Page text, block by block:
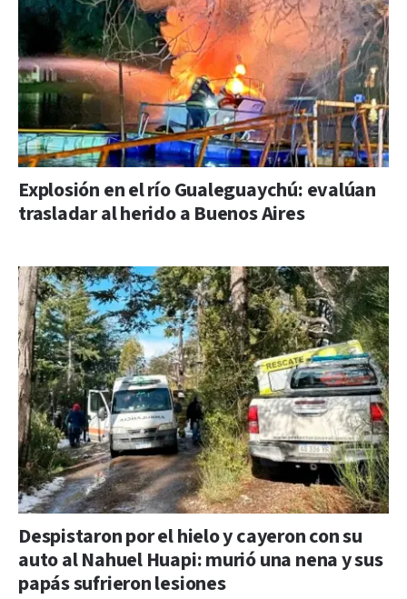
Explosión en el río Gualeguaychú: evalúan
trasladar al herido a Buenos Aires
Despistaron por el hielo y cayeron con su
auto al Nahuel Huapi: murió una nena y sus
papás sufrieron lesiones